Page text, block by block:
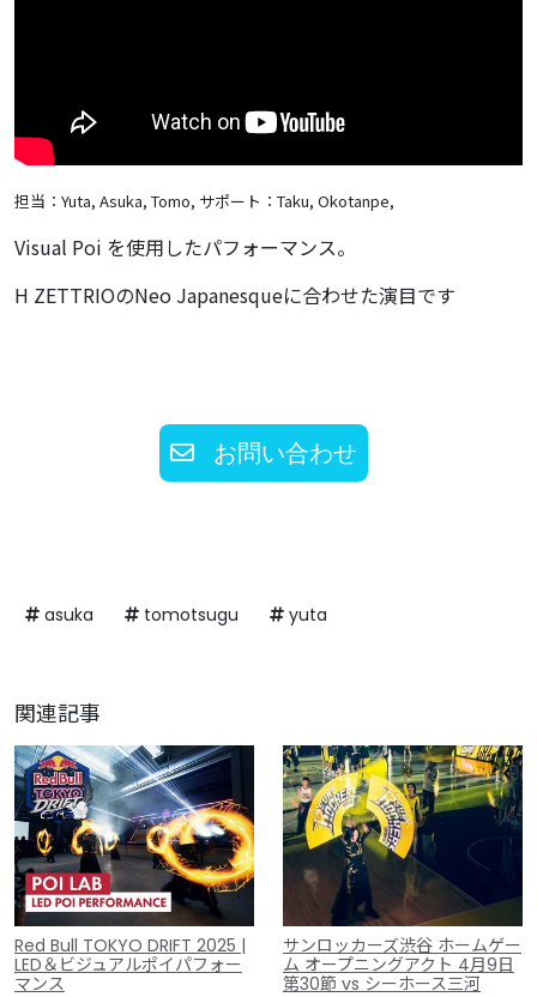
担当：Yuta, Asuka, Tomo, サポート：Taku, Okotanpe,
Visual Poi を使用したパフォーマンス。
H ZETTRIOのNeo Japanesqueに合わせた演目です
お問い合わせ
asuka tomotsugu yuta
関連記事
Red Bull TOKYO DRIFT 2025 |
LED＆ビジュアルポイパフォー
マンス
サンロッカーズ渋谷 ホームゲー
ム オープニングアクト 4月9日
第30節 vs シーホース三河